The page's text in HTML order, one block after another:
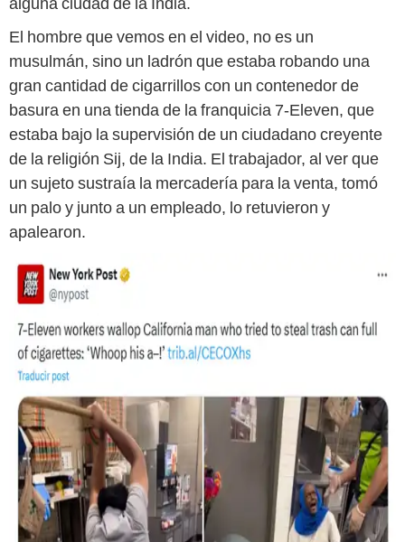
El hombre que vemos en el video, no es un
musulmán, sino un ladrón que estaba robando una
gran cantidad de cigarrillos con un contenedor de
basura en una tienda de la franquicia 7-Eleven, que
estaba bajo la supervisión de un ciudadano creyente
de la religión Sij, de la India. El trabajador, al ver que
un sujeto sustraía la mercadería para la venta, tomó
un palo y junto a un empleado, lo retuvieron y
apalearon.